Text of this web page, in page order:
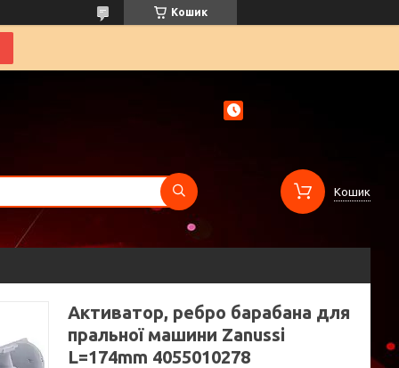
Кошик
Кошик
Активатор, ребро барабана для
пральної машини Zanussi
L=174mm 4055010278